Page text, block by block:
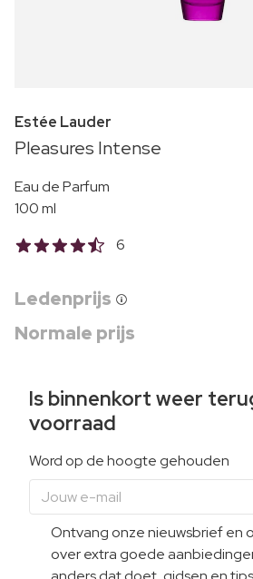
Estée Lauder
Pleasures Intense
Eau de Parfum
100 ml
6
Ledenprijs
Normale prijs
Is binnenkort weer
voorraad
Word op de hoogte gehouden
Ontvang onze nieuwsbrief en
over extra goede